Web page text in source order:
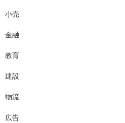
小売
金融
教育
建設
物流
広告